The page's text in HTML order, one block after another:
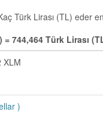
Türk Lirası (TL) eder
= 744,464 Türk Lirası
XLM
)